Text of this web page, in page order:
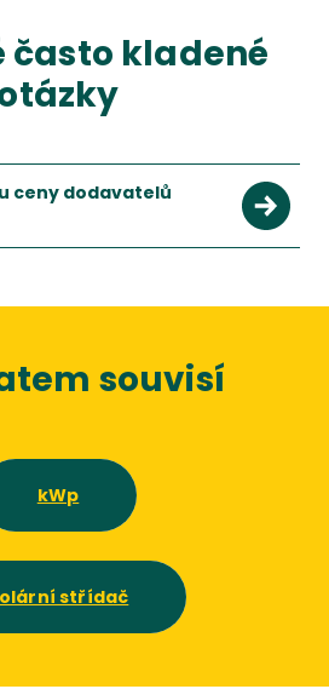
často kladené
ceny dodavatelů
souvisí
kWp
střídač